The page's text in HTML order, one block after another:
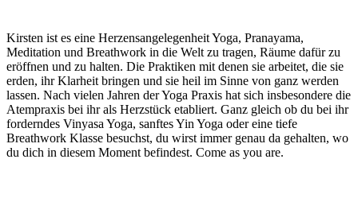
Kirsten ist es eine Herzensangelegenheit Yoga, Pranayama,
Meditation und Breathwork in die Welt zu tragen, Räume dafür zu
eröffnen und zu halten. Die Praktiken mit denen sie arbeitet, die sie
erden, ihr Klarheit bringen und sie heil im Sinne von ganz werden
lassen. Nach vielen Jahren der Yoga Praxis hat sich insbesondere die
Atempraxis bei ihr als Herzstück etabliert. Ganz gleich ob du bei ihr
forderndes Vinyasa Yoga, sanftes Yin Yoga oder eine tiefe
Breathwork Klasse besuchst, du wirst immer genau da gehalten, wo
du dich in diesem Moment befindest. Come as you are.